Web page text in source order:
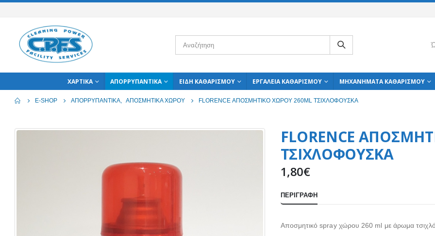
ΧΑΡΤΙΚΆ ΑΠΟΡΡΥΠΑΝΤΙΚΆ ΕΊΔΗ ΚΑΘΑΡΙΣΜΟΎ ΕΡΓΑΛΕΊΑ ΚΑΘΑΡΙΣΜΟΎ ΜΗΧΑΝΉΜΑΤΑ ΚΑΘΑΡΙΣΜΟΎ
E-SHOP ΑΠΟΡΡΥΠΑΝΤΙΚΆ, ΑΠΟΣΜΗΤΙΚΆ ΧΏΡΟΥ FLORENCE ΑΠΟΣΜΗΤΙΚΟ ΧΩΡΟΥ 260ML ΤΣΙΧΛΟΦΟΥΣΚΑ
FLORENCE
ΤΣΙΧΛΟΦΟΥΣΚΑ
1,80€
ΠΕΡΙΓΡΑΦΉ
Αποσμητικό spray χώρου 260 ml με άρωμα